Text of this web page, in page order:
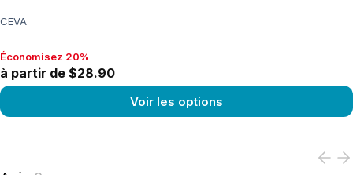
CEVA
Économisez 20%, à partir de $28.90
Économisez 20%
à partir de $28.90
Voir les options